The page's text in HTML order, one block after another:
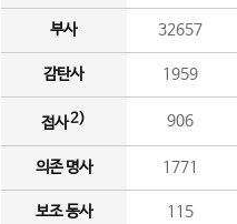
부사 32657
감탄사 1959
접사2) 906
의존 명사 1771
보조 동사 115